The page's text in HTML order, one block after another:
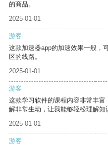
的商品。
2025-01-01
游客
这款加速器app的加速效果一般，
区的线路。
2025-01-01
游客
这款学习软件的课程内容非常丰
解非常生动，让我能够轻松理解知
2025-01-01
游客